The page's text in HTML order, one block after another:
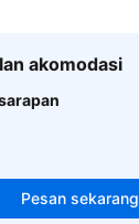
akomodasi
Pesan sekarang